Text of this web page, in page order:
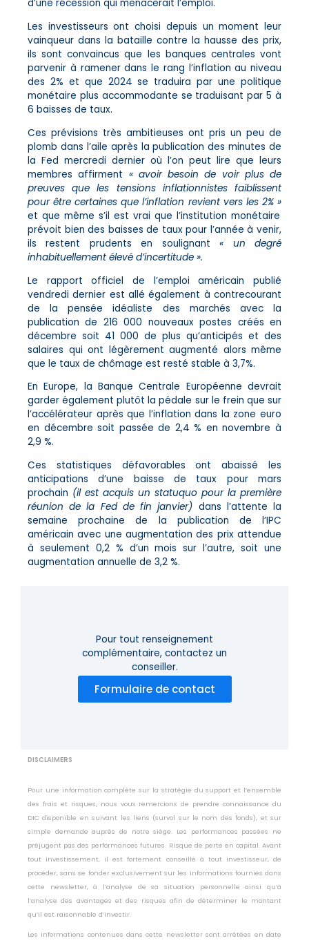
d’une récession qui menacerait l’emploi.
Les investisseurs ont choisi depuis un moment leur
vainqueur dans la bataille contre la hausse des prix,
ils sont convaincus que les banques centrales vont
parvenir à ramener dans le rang l’inflation au niveau
des 2% et que 2024 se traduira par une politique
monétaire plus accommodante se traduisant par 5 à
6 baisses de taux.
Ces prévisions très ambitieuses ont pris un peu de
plomb dans l’aile après la publication des minutes de
la Fed mercredi dernier où l’on peut lire que leurs
membres affirment « avoir besoin de voir plus de
preuves que les tensions inflationnistes faiblissent
pour être certaines que l’inflation revient vers les 2% »
et que même s’il est vrai que l’institution monétaire
prévoit bien des baisses de taux pour l’année à venir,
ils restent prudents en soulignant « un degré
inhabituellement élevé d’incertitude ».
Le rapport officiel de l’emploi américain publié
vendredi dernier est allé également à contrecourant
de la pensée idéaliste des marchés avec la
publication de 216 000 nouveaux postes créés en
décembre soit 41 000 de plus qu’anticipés et des
salaires qui ont légèrement augmenté alors même
que le taux de chômage est resté stable à 3,7%.
En Europe, la Banque Centrale Européenne devrait
garder également plutôt la pédale sur le frein que sur
l’accélérateur après que l’inflation dans la zone euro
en décembre soit passée de 2,4 % en novembre à
2,9 %.
Ces statistiques défavorables ont abaissé les
anticipations d’une baisse de taux pour mars
prochain (il est acquis un statuquo pour la première
réunion de la Fed de fin janvier) dans l’attente la
semaine prochaine de la publication de l’IPC
américain avec une augmentation des prix attendue
à seulement 0,2 % d’un mois sur l’autre, soit une
augmentation annuelle de 3,2 %.
Pour tout renseignement
complémentaire, contactez un
conseiller.
Formulaire de contact
DISCLAIMERS
Pour une information complète sur la stratégie du support et l’ensemble
des frais et risques, nous vous remercions de prendre connaissance du
DIC disponible en suivant les liens (survol sur le nom des fonds), et sur
simple demande auprès de notre siège. Les performances passées ne
préjugent pas des performances futures. Risque de perte en capital. Avant
tout investissement, il est fortement conseillé à tout investisseur, de
procéder, sans se fonder exclusivement sur les informations fournies dans
cette newsletter, à l’analyse de sa situation personnelle ainsi qu’à
l’analyse des avantages et des risques afin de déterminer le montant
qu’il est raisonnable d’investir.
Les informations contenues dans cette newsletter sont arrêtées en date